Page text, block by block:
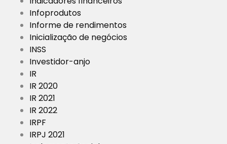
Infoprodutos
Informe de rendimentos
Inicialização de negócios
INSS
Investidor-anjo
IR
IR 2020
IR 2021
IR 2022
IRPF
IRPJ 2021